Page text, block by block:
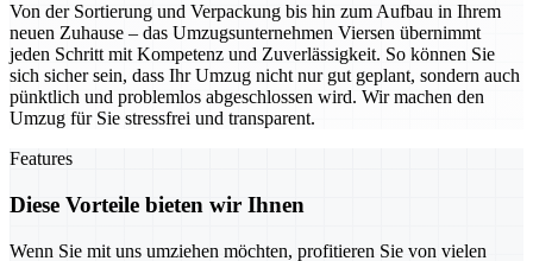
Von der Sortierung und Verpackung bis hin zum Aufbau in Ihrem
neuen Zuhause – das Umzugsunternehmen Viersen übernimmt
jeden Schritt mit Kompetenz und Zuverlässigkeit. So können Sie
sich sicher sein, dass Ihr Umzug nicht nur gut geplant, sondern auch
pünktlich und problemlos abgeschlossen wird. Wir machen den
Umzug für Sie stressfrei und transparent.
Features
Diese Vorteile bieten wir Ihnen
Wenn Sie mit uns umziehen möchten, profitieren Sie von vielen